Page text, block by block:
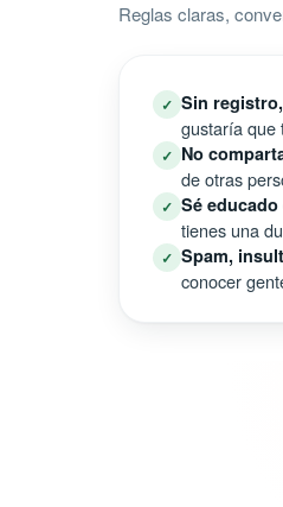
Reglas claras,
✓ Sin
gustaría que
✓ No
de otras
✓ Sé
tienes una
✓ Spam,
conocer